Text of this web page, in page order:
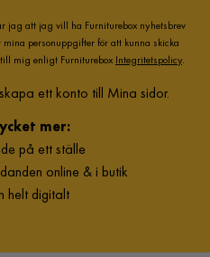
jag att jag vill ha Furniturebox nyhetsbrev
personuppgifter för att kunna skicka
mig enligt Furniturebox Integritetspolicy.
ett konto till Mina sidor.
mer:
på ett ställe
online & i butik
helt digitalt